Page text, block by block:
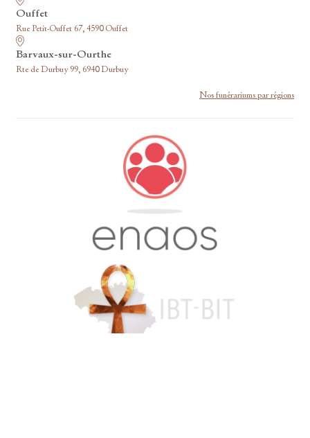
Ouffet
Rue Petit-Ouffet 67, 4590 Ouffet
Barvaux-sur-Ourthe
Rte de Durbuy 99, 6940 Durbuy
Nos funérariums par régions